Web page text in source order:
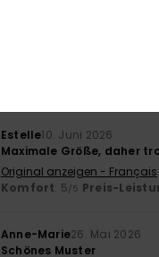
Estelle10. Juni 2026
Maximale Größe, daher
Original anzeigen - Français
Komfort: 5/5 Preis-
Anne-Marie26. Mai 2026
Schönes Muster